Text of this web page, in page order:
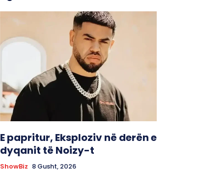
E papritur, Eksploziv në derën e
dyqanit të Noizy-t
ShowBiz 8 Gusht, 2026